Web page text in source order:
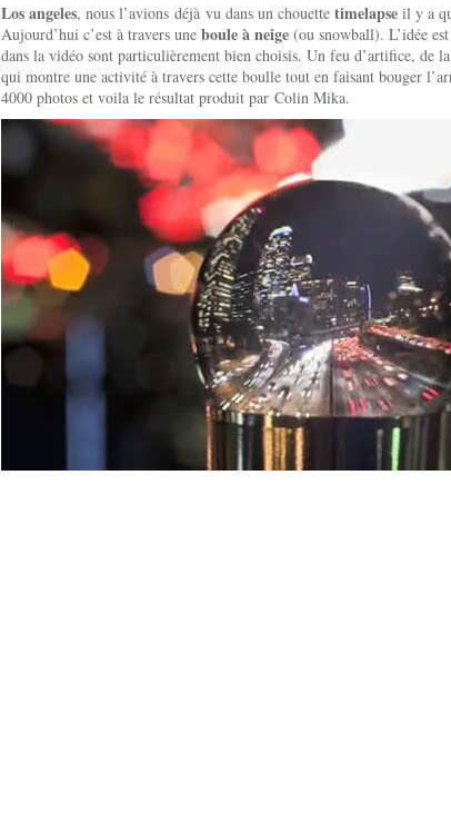
Los angeles, nous l’avions déjà vu dans un chouette timelapse il y a
Aujourd’hui c’est à travers une boule à neige (ou snowball). L’idée
dans la vidéo sont particulièrement bien choisis. Un feu d’artifice, de
qui montre une activité à travers cette boulle tout en faisant bouger
4000 photos et voila le résultat produit par Colin Mika.